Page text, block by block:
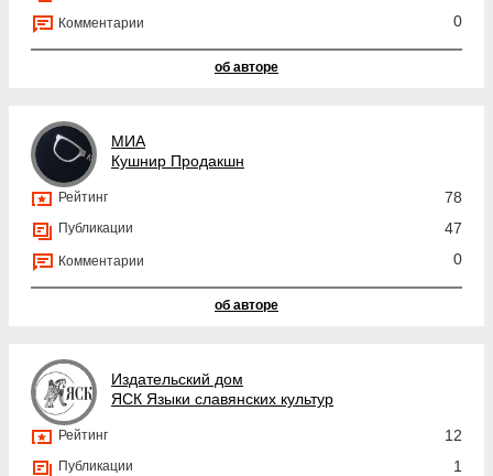
Комментарии 0
об авторе
МИА
Кушнир Продакшн
Рейтинг 78
Публикации 47
Комментарии 0
об авторе
Издательский дом
ЯСК Языки славянских культур
Рейтинг 12
Публикации 1